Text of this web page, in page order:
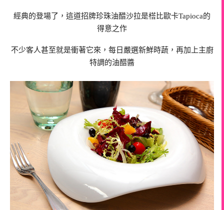
經典的登場了，這道招牌珍珠油醋沙拉是榙比歐卡Tapioca的
得意之作
不少客人甚至就是衝著它來，每日嚴選新鮮時蔬，再加上主廚
特調的油醋醬